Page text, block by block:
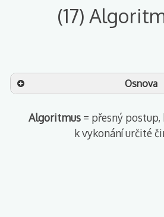
(17)
Osnova
Začátek
Algoritmus = přesný
k vykonání určité